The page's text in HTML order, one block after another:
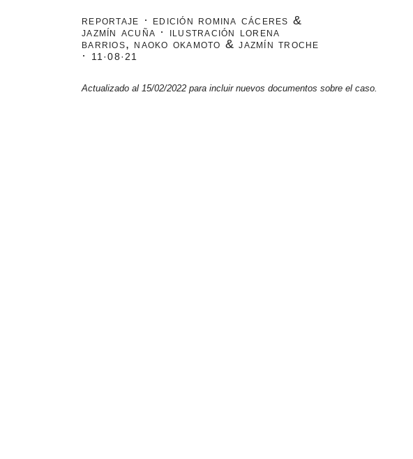
reportaje · edición romina cáceres &
jazmín acuña · ilustración lorena
barrios, naoko okamoto & jazmín troche
·
11·08·21
Actualizado al 15/02/2022 para incluir nuevos documentos sobre el caso.